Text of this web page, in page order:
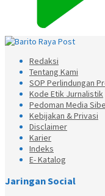
Redaksi
Tentang Kami
SOP Perlindungan
Kode Etik Jurnalistik
Pedoman Media
Kebijakan & Privasi
Disclaimer
Karier
Indeks
E- Katalog
Jaringan Social